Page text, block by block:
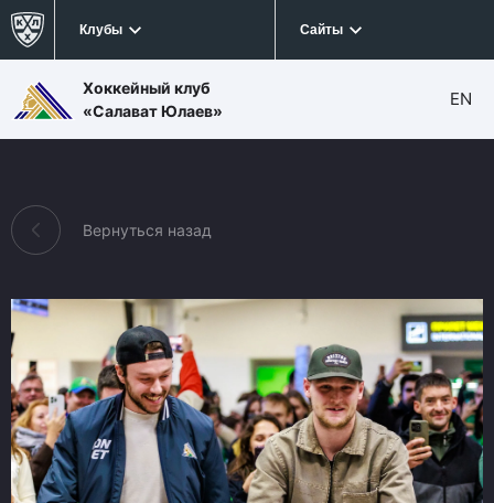
Клубы Сайты
Хоккейный клуб
«Салават Юлаев»
EN
Вернуться назад